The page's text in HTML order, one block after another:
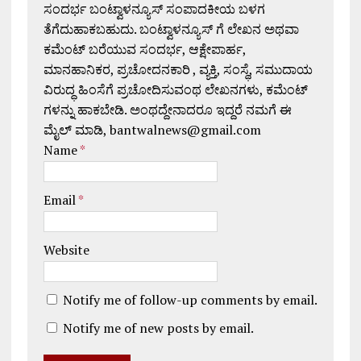
ಸಂದರ್ಭ ಬಂಟ್ವಾಳನ್ಯೂಸ್ ಸಂಪಾದಕೀಯ ಬಳಗ
ತೆಗೆದುಹಾಕಬಹುದು. ಬಂಟ್ವಾಳನ್ಯೂಸ್ ಗೆ ಲೇಖನ ಅಥವಾ
ಕಮೆಂಟ್ ಬರೆಯುವ ಸಂದರ್ಭ, ಆಕ್ಷೇಪಾರ್ಹ,
ಮಾನಹಾನಿಕರ, ಪ್ರಚೋದನಕಾರಿ , ವ್ಯಕ್ತಿ, ಸಂಸ್ಥೆ, ಸಮುದಾಯ
ವಿರುದ್ಧ ಹಿಂಸೆಗೆ ಪ್ರಚೋದಿಸುವಂಥ ಲೇಖನಗಳು, ಕಮೆಂಟ್
ಗಳನ್ನು ಹಾಕಬೇಡಿ. ಅಂಥದ್ದೇನಾದರೂ ಇದ್ದರೆ ನಮಗೆ ಈ
ಮೈಲ್ ಮಾಡಿ, bantwalnews@gmail.com
Name*
Email*
Website
Notify me of follow-up comments by email.
Notify me of new posts by email.